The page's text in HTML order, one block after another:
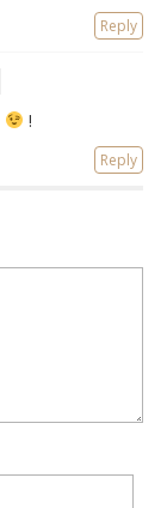
Reply
!
Reply